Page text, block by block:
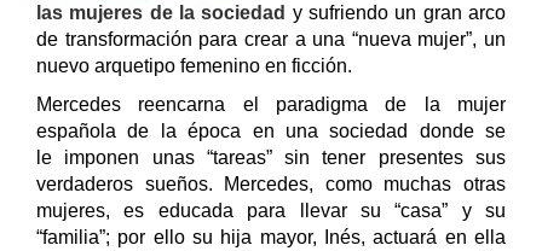
las mujeres de la sociedad y sufriendo un gran arco
de transformación para crear a una “nueva mujer”, un
nuevo arquetipo femenino en ficción.
Mercedes reencarna el paradigma de la mujer
española de la época en una sociedad donde se
le imponen unas “tareas” sin tener presentes sus
verdaderos sueños. Mercedes, como muchas otras
mujeres, es educada para llevar su “casa” y su
“familia”; por ello su hija mayor, Inés, actuará en ella